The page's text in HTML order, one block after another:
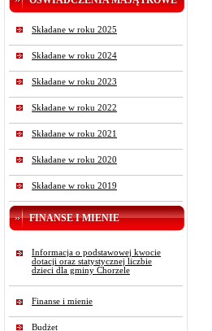
Składane w roku 2025
Składane w roku 2024
Składane w roku 2023
Składane w roku 2022
Składane w roku 2021
Składane w roku 2020
Składane w roku 2019
FINANSE I MIENIE
Informacja o podstawowej kwocie
dotacji oraz statystycznej liczbie
dzieci dla gminy Chorzele
Finanse i mienie
Budżet